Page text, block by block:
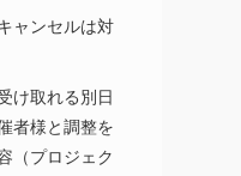
ャンセルは対
け取れる別日
者様と調整を
（プロジェク